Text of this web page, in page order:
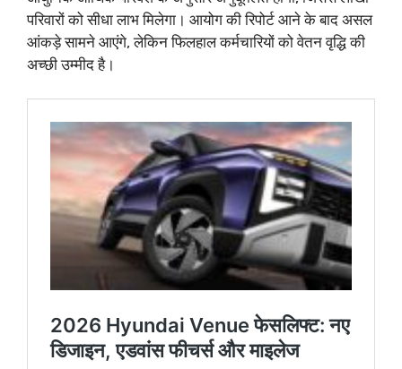
परिवारों को सीधा लाभ मिलेगा। आयोग की रिपोर्ट आने के बाद असल
आंकड़े सामने आएंगे, लेकिन फिलहाल कर्मचारियों को वेतन वृद्धि की
अच्छी उम्मीद है।